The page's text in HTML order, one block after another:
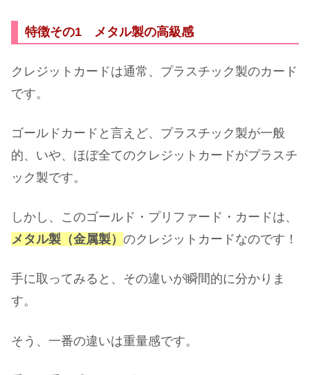
特徴その1 メタル製の高級感
クレジットカードは通常、プラスチック製のカード
です。
ゴールドカードと言えど、プラスチック製が一般
的、いや、ほぼ全てのクレジットカードがプラスチ
ック製です。
しかし、このゴールド・プリファード・カードは、
メタル製（金属製） のクレジットカードなのです！
手に取ってみると、その違いが瞬間的に分かりま
す。
そう、一番の違いは重量感です。